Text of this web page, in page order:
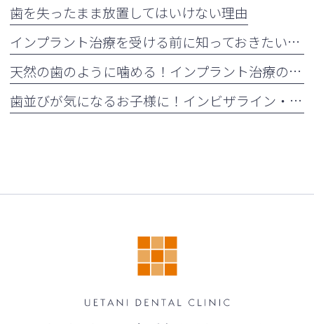
歯を失ったまま放置してはいけない理由
インプラント治療を受ける前に知っておきたい注意点
天然の歯のように噛める！インプラント治療の5つのメリット
歯並びが気になるお子様に！インビザライン・ファーストとは？